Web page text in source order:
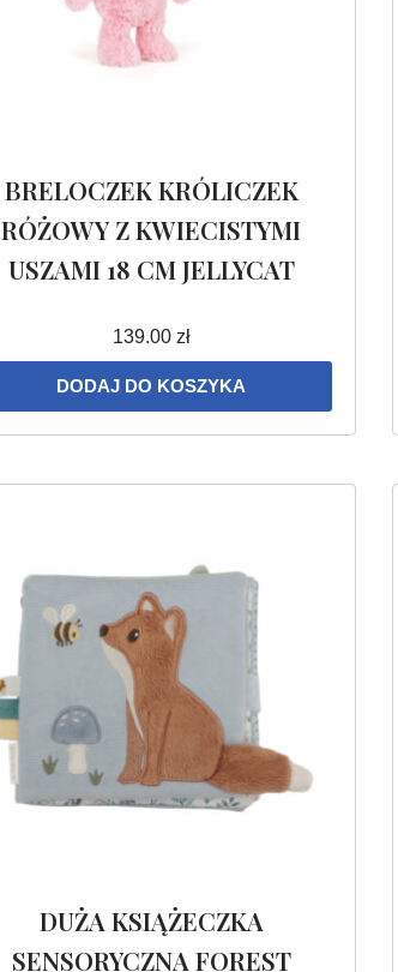
BRELOCZEK KRÓLICZEK
RÓŻOWY Z KWIECISTYMI
USZAMI 18 CM JELLYCAT
139.00 zł
DODAJ DO KOSZYKA
DUŻA KSIĄŻECZKA
SENSORYCZNA FOREST